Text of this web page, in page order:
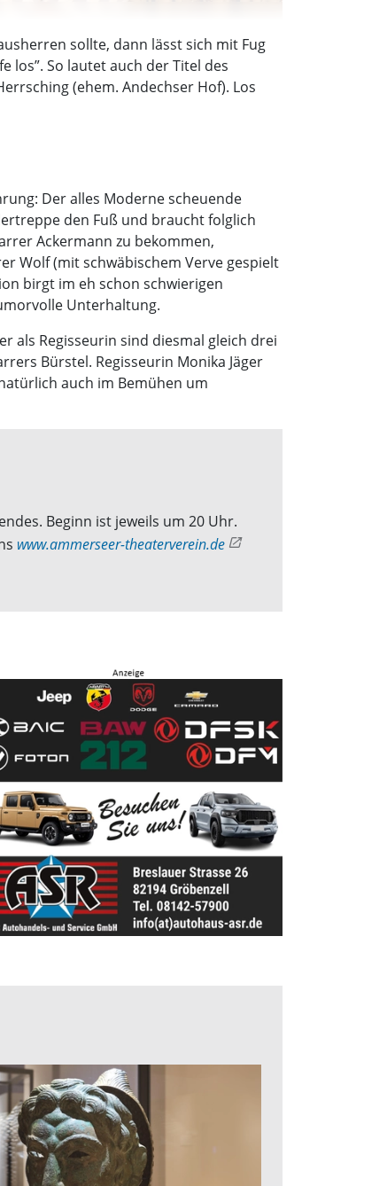
sollte, dann lässt sich mit Fug
los”. So lautet auch der Titel des
(ehem. Andechser Hof). Los
Der alles Moderne scheuende
den Fuß und braucht folglich
Ackermann zu bekommen,
Wolf (mit schwäbischem Verve gespielt
birgt im eh schon schwierigen
Unterhaltung.
als Regisseurin sind diesmal gleich drei
Bürstel. Regisseurin Monika Jäger
auch im Bemühen um
Beginn ist jeweils um 20 Uhr.
www.ammerseer-theaterverein.de